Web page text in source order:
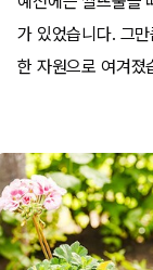
가 있었습니다. 그
한 자원으로 여겨졌